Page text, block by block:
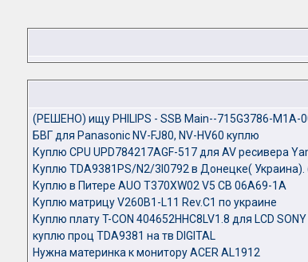
(РЕШЕНО) ищу PHILIPS - SSB Main--715G3786-M1A-
БВГ для Panasonic NV-FJ80, NV-HV60 куплю
Куплю CPU UPD784217AGF-517 для AV ресивера
Куплю TDA9381PS/N2/3I0792 в Донецке( Украина).
Куплю в Питере AUO T370XW02 V5 CB 06A69-1A
Куплю матрицу V260B1-L11 Rev.C1 по украине
Куплю плату T-CON 404652HHC8LV1.8 для LCD
куплю проц TDA9381 на тв DIGITAL
Нужна материнка к монитору ACER AL1912